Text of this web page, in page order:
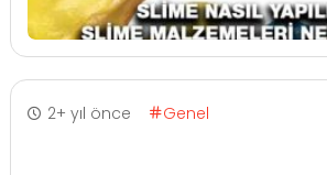
2+ yıl önce Genel